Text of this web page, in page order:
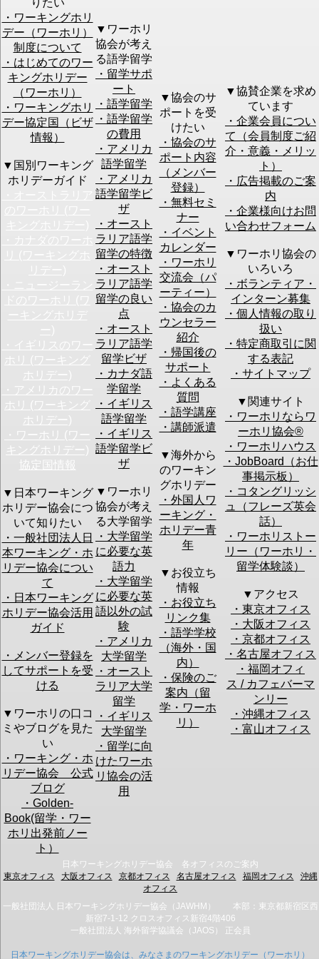
セミナー名
[オンラインC]05月12日 (Tue) 14:00
～ 【STEP1】初心者のための成功す
るワーホリ・留学準備｜現地仕事＆
ビザ情報も徹底解説！
ご注意
初めてセミナーご参加される場合は、
初心者向けセミナー
へのご予約をお願いします。
お名前 必須
このメールアドレスをメール会員(無料)に登録す
る
※予約確認のメールをお送りします。必ず有効なアドレ
スを入力してください。
※ご注意： ワーホリ協会からのメールが迷惑メールにな
ってしまう場合の対処
郵便番号
興味のある国
アメリカ
カナダ
アイルラ
ンド
デンマー
オースト
ラリア
韓国
フランス
ニュージー
ランド
ドイツ
ノルウェー
イギリ
ス
台湾
フィリ
ピン
その他の情報
個別カウンセリン
グ
・セミナーの後に個別カウンセリングをご希望され
ますか？：
はい
ご希望の方はお手数ですが上記予定日等の質問に詳
細をご記入いただければスムーズなお話ができます
のでご協力をお願い致します。
初心者セミナーの
アンケート
・このセミナーでどんな情報を聞きたいですか？：
・今不安に思っていることは何ですか？：
渡航のプラ
ン立て
渡航費用の
準備
ビザ申請
英語力
このフォームでは
予約確認のメールをお送りしますので、メールの指示に従って予約を確定
させてください。
に従い取扱を行います。
りたい
・ワーキングホリ
デー（ワーホリ）
制度について
・はじめてのワー
キングホリデー
（ワーホリ）
・ワーキングホリ
デー協定国（ビザ
情報）
▼国別ワーキング
ホリデーガイド
ーキングホリデ
ー)
・イギリスのワー
ホリ (ワーキング
ホリデー)
・アメリカのワー
ホリ (ワーキング
ホリデー)
・ワーホリ (ワー
キングホリデー)
協定国情報
▼日本ワーキング
ホリデー協会につ
いて知りたい
・一般社団法人日
本ワーキング・ホ
リデー協会につい
て
・日本ワーキング
ホリデー協会活用
ガイド
・メンバー登録を
してサポートを受
ける
▼ワーホリの口コ
ミやブログを見た
い
・ワーキング・ホ
リデー協会 公式
ブログ
・Golden-
Book(留学・ワー
ホリ出発前ノー
ト）
▼ワーホリ
協会が考え
る語学留学
・留学サポ
ート
・語学留学
・語学留学
の費用
・アメリカ
語学留学
・アメリカ
語学留学ビ
ザ
・オースト
ラリア語学
留学の特徴
・オースト
ラリア語学
留学の良い
点
・オースト
ラリア語学
留学ビザ
・カナダ語
学留学
・イギリス
語学留学
・イギリス
語学留学ビ
ザ
▼ワーホリ
協会が考え
る大学留学
・大学留学
に必要な英
語力
・大学留学
に必要な英
語以外の試
験
・アメリカ
大学留学
・オースト
ラリア大学
留学
・イギリス
大学留学
・留学に向
けたワーホ
リ協会の活
用
▼協会のサ
ポートを受
けたい
・協会のサ
ポート内容
（メンバー
登録）
・無料セミ
ナー
・イベント
カレンダー
・ワーホリ
交流会（パ
ーティー）
・協会のカ
ウンセラー
紹介
・帰国後の
サポート
・よくある
質問
・語学講座
・講師派遣
▼海外から
のワーキン
グホリデー
・外国人ワ
ーキング・
ホリデー青
年
▼お役立ち
情報
・お役立ち
リンク集
・語学学校
（海外・国
内）
・保険のご
案内（留
学・ワーホ
リ）
▼協賛企業を求め
ています
・企業会員につい
て（会員制度ご紹
介・意義・メリッ
ト）
・広告掲載のご案
内
・企業様向けお問
い合わせフォーム
▼ワーホリ協会の
いろいろ
・ボランティア・
インターン募集
・個人情報の取り
扱い
・特定商取引に関
する表記
・サイトマップ
▼関連サイト
・ワーホリならワ
ーホリ協会®︎
・ワーホリハウス
・JobBoard（お仕
事掲示板）
・コタングリッシ
ュ（フレーズ英会
話）
・ワーホリストー
リー（ワーホリ・
留学体験談）
▼アクセス
・東京オフィス
・大阪オフィス
・京都オフィス
・名古屋オフィス
・福岡オフィ
ス / カフェバーマ
ンリー
・沖縄オフィス
・富山オフィス
日本ワーキングホリデー協会 各オフィスのご案内
東京オフィス
大阪オフィス 京都オフィス 名古屋オフィス 福岡オフィス
沖縄
オフィス
一般社団法人 日本ワーキングホリデー協会（JAWHM） 本部：東京都新宿区西
新宿7-1-12 クロスオフィス新宿4階406
一般社団法人 海外留学協議会（JAOS） 正会員
日本ワーキングホリデー協会は、みなさまのワーキングホリデー（ワーホリ）